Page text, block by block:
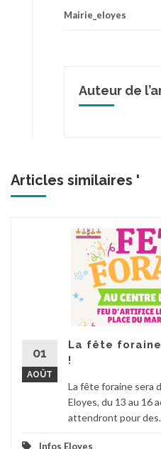
Mairie_eloyes
Auteur de
Articles similaires '
01
AOÛT
La fête
!
La fête foraine sera
Eloyes, du 13 au 16
attendront pour
Infos Eloyes